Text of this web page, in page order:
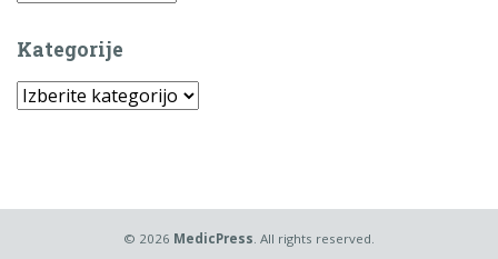
Kategorije
Kategorije
© 2026 MedicPress . All rights reserved.